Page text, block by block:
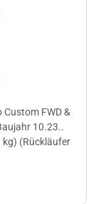
FWD &
10.23..
(Rückläufer